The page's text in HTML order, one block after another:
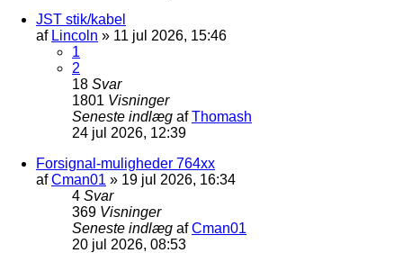
JST stik/kabel
af Lincoln » 11 jul 2026, 15:46
1
2
18 Svar
1801 Visninger
Seneste indlæg afThomash
24 jul 2026, 12:39
Forsignal-muligheder 764xx
afCman01 » 19 jul 2026, 16:34
4 Svar
369 Visninger
Seneste indlæg afCman01
20 jul 2026, 08:53